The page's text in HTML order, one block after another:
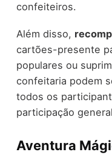
confeiteiros.
Além disso,
cartões-presente
populares ou
confeitaria podem
todos os
participação
Aventura